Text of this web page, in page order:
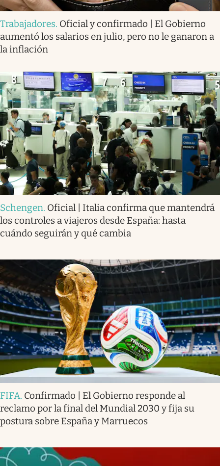
Trabajadores. Oficial y confirmado | El Gobierno
aumentó los salarios en julio, pero no le ganaron a
la inflación
Schengen. Oficial | Italia confirma que mantendrá
los controles a viajeros desde España: hasta
cuándo seguirán y qué cambia
FIFA. Confirmado | El Gobierno responde al
reclamo por la final del Mundial 2030 y fija su
postura sobre España y Marruecos